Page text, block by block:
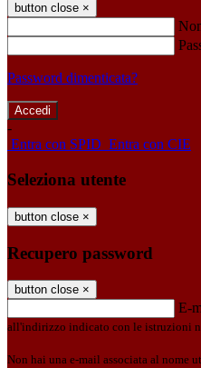
button close ×
Password dimenticata?
-
Entra con SPID Entra con CIE
Seleziona utente
button close ×
Recupero password
button close ×
E-
all'indirizzo indicato con le istruzioni
Non hai una e-mail associata al nome